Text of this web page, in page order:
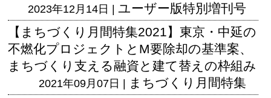
2023年12月14日 | ユーザー版特別増刊号
【まちづくり月間特集2021】東京・中延の
不燃化プロジェクトとM要除却の基準案、
まちづくり支える融資と建て替えの枠組み
2021年09月07日 | まちづくり月間特集